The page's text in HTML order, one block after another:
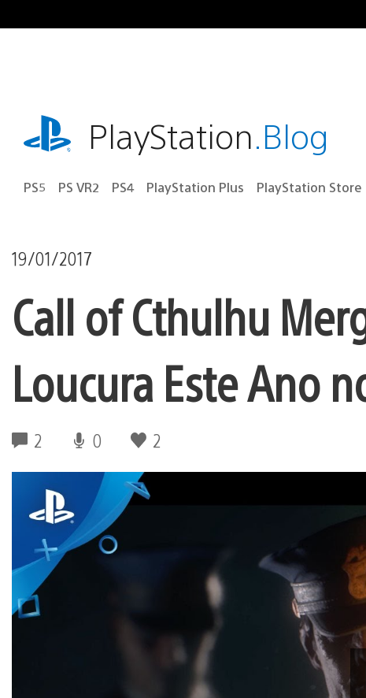
para
playstation.comPlayStation.Blog
PS5 PS VR2 PS4 PlayStation Plus PlayStation Store
19/01/2017
Call of Cthulhu
Loucura Este Ano
2 0 2